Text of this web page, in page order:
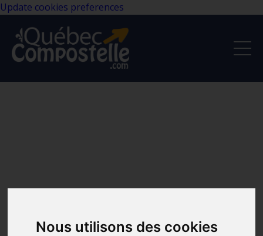
Nous utilisons des cookies
Update cookies preferences